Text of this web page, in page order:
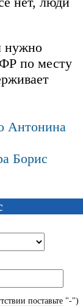
нужно
по месту
Антонина
Борис
поставьте "-")